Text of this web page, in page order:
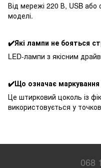
Від мережі 220 В, USB або
моделі.
✔️Які лампи не бояться
LED-лампи з якісним
✔️Що означає маркування
Це штирковий цоколь із
використовується у
068